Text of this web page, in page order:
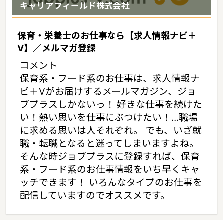
キャリアフィールド株式会社
保育・栄養士のお仕事なら【求人情報ナビ＋
V】／メルマガ登録
コメント
保育系・フード系のお仕事は、求人情報ナ
ビ＋Vがお届けするメールマガジン、ジョ
ブプラスしかないっ！ 好きな仕事を続けた
い！熱い思いを仕事にぶつけたい！…職場
に求める思いは人それぞれ。 でも、いざ就
職・転職となると迷ってしまいますよね。
そんな時ジョブプラスに登録すれば、保育
系・フード系のお仕事情報をいち早くキャ
ッチできます！ いろんなタイプのお仕事を
配信していますのでオススメです。